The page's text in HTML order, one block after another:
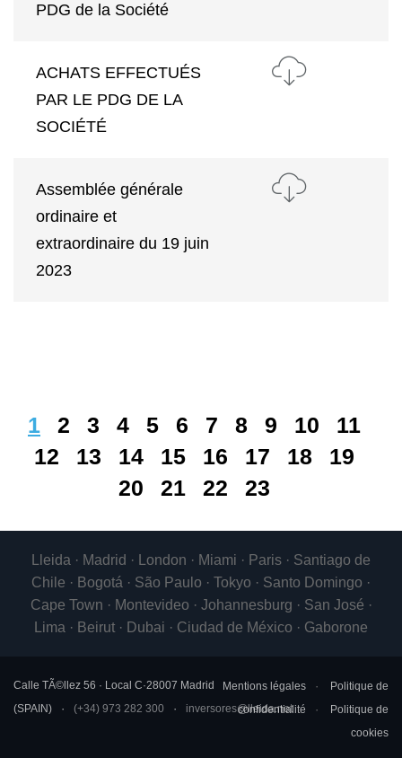
PDG de la Société
ACHATS EFFECTUÉS
PAR LE PDG DE LA
SOCIÉTÉ
Assemblée générale
ordinaire et
extraordinaire du 19 juin
2023
1 2 3 4 5 6 7 8 9 10
11
12
13 14 15 16 17 18
19
20
21 22 23
Lleida · Madrid · London · Miami · Paris · Santiago de
Chile · Bogotá · São Paulo · Tokyo · Santo Domingo ·
Cape Town · Montevideo · Johannesburg · San José ·
Lima · Beirut · Dubai · Ciudad de México · Gaborone
Calle TÃ©llez 56 · Local C·28007 Madrid
(SPAIN) (+34) 973 282 300 inversores@lleida.net
Mentions légales
Politique de
confidentialité
Politique de
cookies